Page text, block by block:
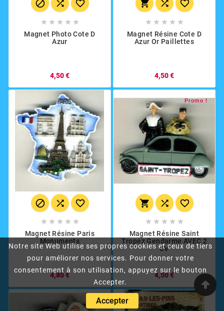
Notre site Web utilise ses propres cookies et ceux de tiers
pour améliorer nos services. Pour donner votre
consentement à son utilisation, appuyez sur le bouton
Accepter.
Accepter
  
    
Magnet Photo Cote D
Azur
4,50 €
  
    
Magnet Résine Cote D
Azur Or Paillettes
4,50 €
  
    
Magnet Résine Paris
Monuments
4,80 €
Promo !
  
    
Magnet Résine Saint
Tropez Gendarme AVEC 2
CV
4,50 €